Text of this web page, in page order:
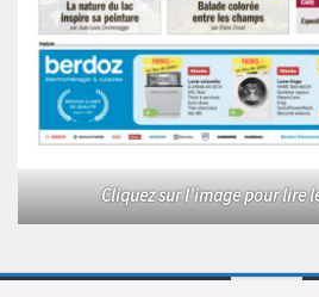
Cliquez sur l'image pour lire